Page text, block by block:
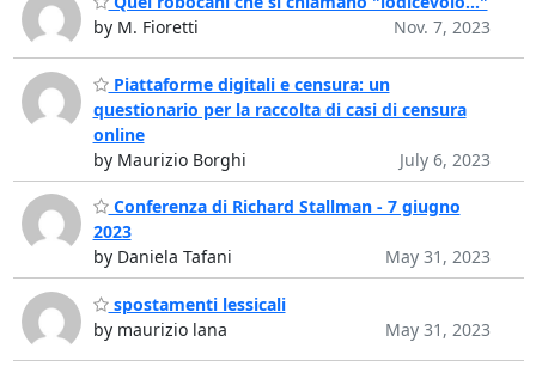
by M. Fioretti
Nov. 7, 2023
Piattaforme digitali e censura: un
questionario per la raccolta di casi di censura
online
by Maurizio Borghi
July 6, 2023
Conferenza di Richard Stallman - 7 giugno
2023
by Daniela Tafani
May 31, 2023
spostamenti lessicali
by maurizio lana
May 31, 2023